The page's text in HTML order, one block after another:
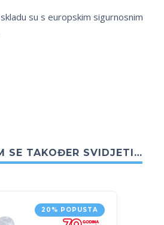
su s europskim sigurnosnim
SE TAKOĐER SVIDJETI…
20% POPUSTA